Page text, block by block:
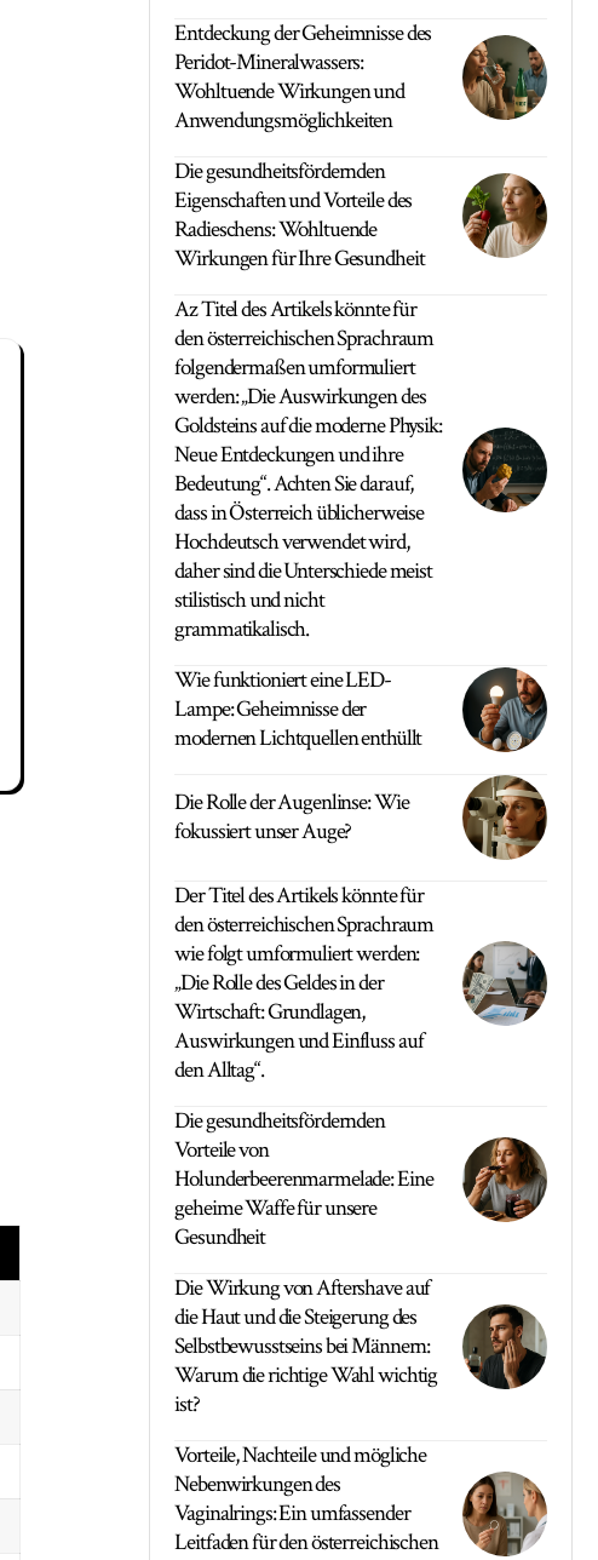
Entdeckung der Geheimnisse des
Peridot-Mineralwassers:
Wohltuende Wirkungen und
Anwendungsmöglichkeiten
Die gesundheitsfördernden
Eigenschaften und Vorteile des
Radieschens: Wohltuende
Wirkungen für Ihre Gesundheit
Az Titel des Artikels könnte für
den österreichischen Sprachraum
folgendermaßen umformuliert
werden: „Die Auswirkungen des
Goldsteins auf die moderne Physik:
Neue Entdeckungen und ihre
Bedeutung“. Achten Sie darauf,
dass in Österreich üblicherweise
Hochdeutsch verwendet wird,
daher sind die Unterschiede meist
stilistisch und nicht
grammatikalisch.
Wie funktioniert eine LED-
Lampe: Geheimnisse der
modernen Lichtquellen enthüllt
Die Rolle der Augenlinse: Wie
fokussiert unser Auge?
Der Titel des Artikels könnte für
den österreichischen Sprachraum
wie folgt umformuliert werden:
„Die Rolle des Geldes in der
Wirtschaft: Grundlagen,
Auswirkungen und Einfluss auf
den Alltag“.
Die gesundheitsfördernden
Vorteile von
Holunderbeerenmarmelade: Eine
geheime Waffe für unsere
Gesundheit
Die Wirkung von Aftershave auf
die Haut und die Steigerung des
Selbstbewusstseins bei Männern:
Warum die richtige Wahl wichtig
ist?
Vorteile, Nachteile und mögliche
Nebenwirkungen des
Vaginalrings: Ein umfassender
Leitfaden für den österreichischen